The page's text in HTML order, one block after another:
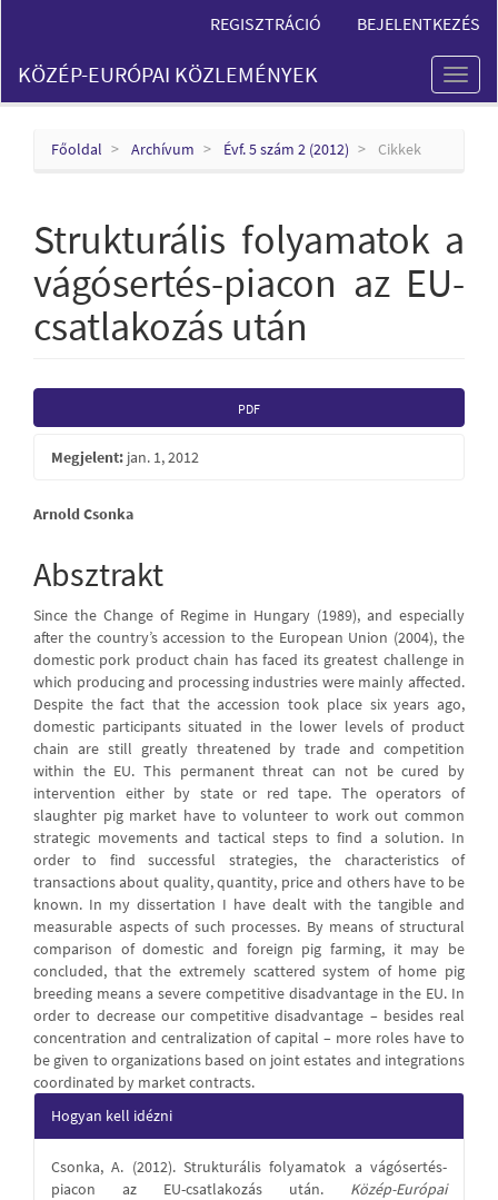
Content
Sidebar
REGISZTRÁCIÓ BEJELENTKEZÉS
Toggle
KÖZÉP-EURÓPAI KÖZLEMÉNYEK
Főoldal Archívum Évf. 5 szám 2 (2012) Cikkek
Strukturális folyamatok a
vágósertés-piacon az EU-
csatlakozás után
Article
Sidebar
PDF
Megjelent: jan. 1, 2012
Main
Article
Content
Arnold Csonka
Absztrakt
Since the Change of Regime in Hungary (1989), and especially
after the country’s accession to the European Union (2004), the
domestic pork product chain has faced its greatest challenge in
which producing and processing industries were mainly affected.
Despite the fact that the accession took place six years ago,
domestic participants situated in the lower levels of product
chain are still greatly threatened by trade and competition
within the EU. This permanent threat can not be cured by
intervention either by state or red tape. The operators of
slaughter pig market have to volunteer to work out common
strategic movements and tactical steps to find a solution. In
order to find successful strategies, the characteristics of
transactions about quality, quantity, price and others have to be
known. In my dissertation I have dealt with the tangible and
measurable aspects of such processes. By means of structural
comparison of domestic and foreign pig farming, it may be
concluded, that the extremely scattered system of home pig
breeding means a severe competitive disadvantage in the EU. In
order to decrease our competitive disadvantage – besides real
concentration and centralization of capital – more roles have to
be given to organizations based on joint estates and integrations
coordinated by market contracts.
Article
Details
Hogyan kell idézni
Csonka, A. (2012). Strukturális folyamatok a vágósertés-
piacon az EU-csatlakozás után. Közép-Európai